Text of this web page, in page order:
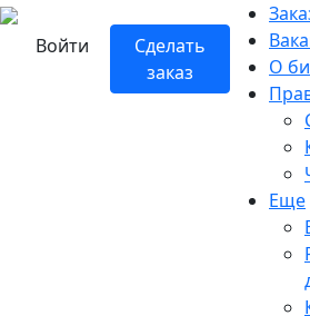
Войти
Сделать
заказ
О
Еще